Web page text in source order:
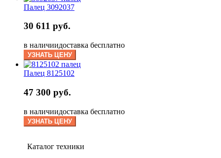
Палец 3092037
30 611 руб.
в наличиидоставка бесплатно
УЗНАТЬ ЦЕНУ
Палец 8125102
47 300 руб.
в наличиидоставка бесплатно
УЗНАТЬ ЦЕНУ
Каталог техники